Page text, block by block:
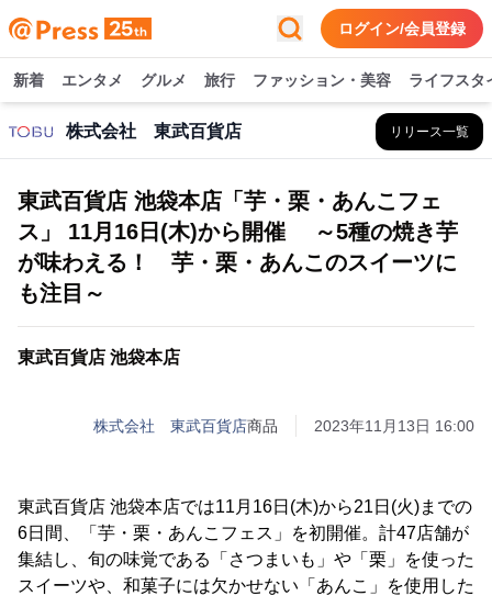
ログイン/会員登録
新着 エンタメ グルメ 旅行 ファッション・美容 ライフスタ
株式会社 東武百貨店 リリース一覧
東武百貨店 池袋本店「芋・栗・あんこフェ
ス」 11月16日(木)から開催 ～5種の焼き芋
が味わえる！ 芋・栗・あんこのスイーツに
も注目～
東武百貨店 池袋本店
株式会社 東武百貨店商品 2023年11月13日 16:00
東武百貨店 池袋本店では11月16日(木)から21日(火)までの
6日間、「芋・栗・あんこフェス」を初開催。計47店舗が
集結し、旬の味覚である「さつまいも」や「栗」を使った
スイーツや、和菓子には欠かせない「あんこ」を使用した